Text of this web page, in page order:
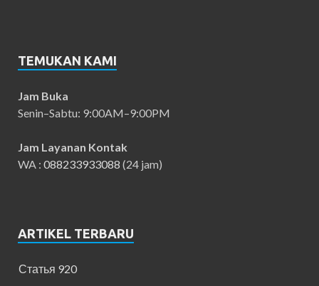
TEMUKAN KAMI
Jam Buka
Senin–Sabtu: 9:00AM–9:00PM
Jam Layanan Kontak
WA : 088233933088 (24 jam)
ARTIKEL TERBARU
Статья 920